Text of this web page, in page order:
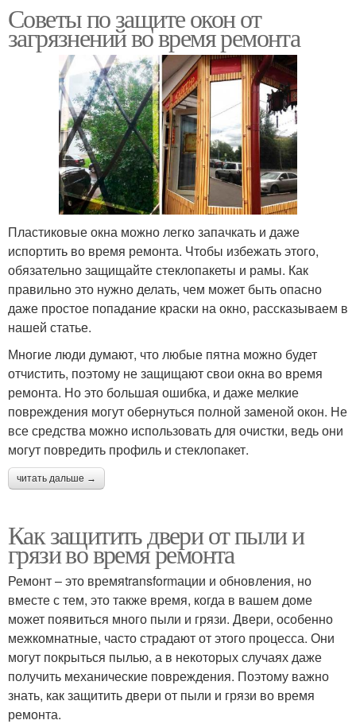
Советы по защите окон от
загрязнений во время ремонта
Пластиковые окна можно легко запачкать и даже
испортить во время ремонта. Чтобы избежать этого,
обязательно защищайте стеклопакеты и рамы. Как
правильно это нужно делать, чем может быть опасно
даже простое попадание краски на окно, рассказываем в
нашей статье.
Многие люди думают, что любые пятна можно будет
отчистить, поэтому не защищают свои окна во время
ремонта. Но это большая ошибка, и даже мелкие
повреждения могут обернуться полной заменой окон. Не
все средства можно использовать для очистки, ведь они
могут повредить профиль и стеклопакет.
читать дальше →
Как защитить двери от пыли и
грязи во время ремонта
Ремонт – это времяtransformации и обновления, но
вместе с тем, это также время, когда в вашем доме
может появиться много пыли и грязи. Двери, особенно
межкомнатные, часто страдают от этого процесса. Они
могут покрыться пылью, а в некоторых случаях даже
получить механические повреждения. Поэтому важно
знать, как защитить двери от пыли и грязи во время
ремонта.